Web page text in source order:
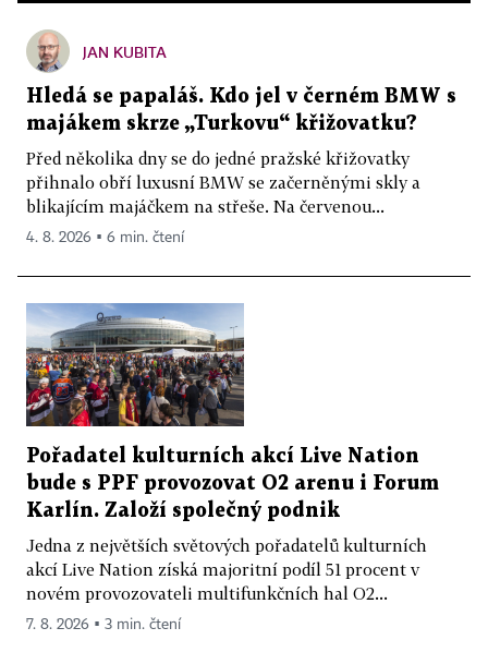
JAN KUBITA
Hledá se papaláš. Kdo jel v černém BMW s
majákem skrze „Turkovu“ křižovatku?
Před několika dny se do jedné pražské křižovatky
přihnalo obří luxusní BMW se začerněnými skly a
blikajícím majáčkem na střeše. Na červenou...
4. 8. 2026 ▪ 6 min. čtení
Pořadatel kulturních akcí Live Nation
bude s PPF provozovat O2 arenu i Forum
Karlín. Založí společný podnik
Jedna z největších světových pořadatelů kulturních
akcí Live Nation získá majoritní podíl 51 procent v
novém provozovateli multifunkčních hal O2...
7. 8. 2026 ▪ 3 min. čtení